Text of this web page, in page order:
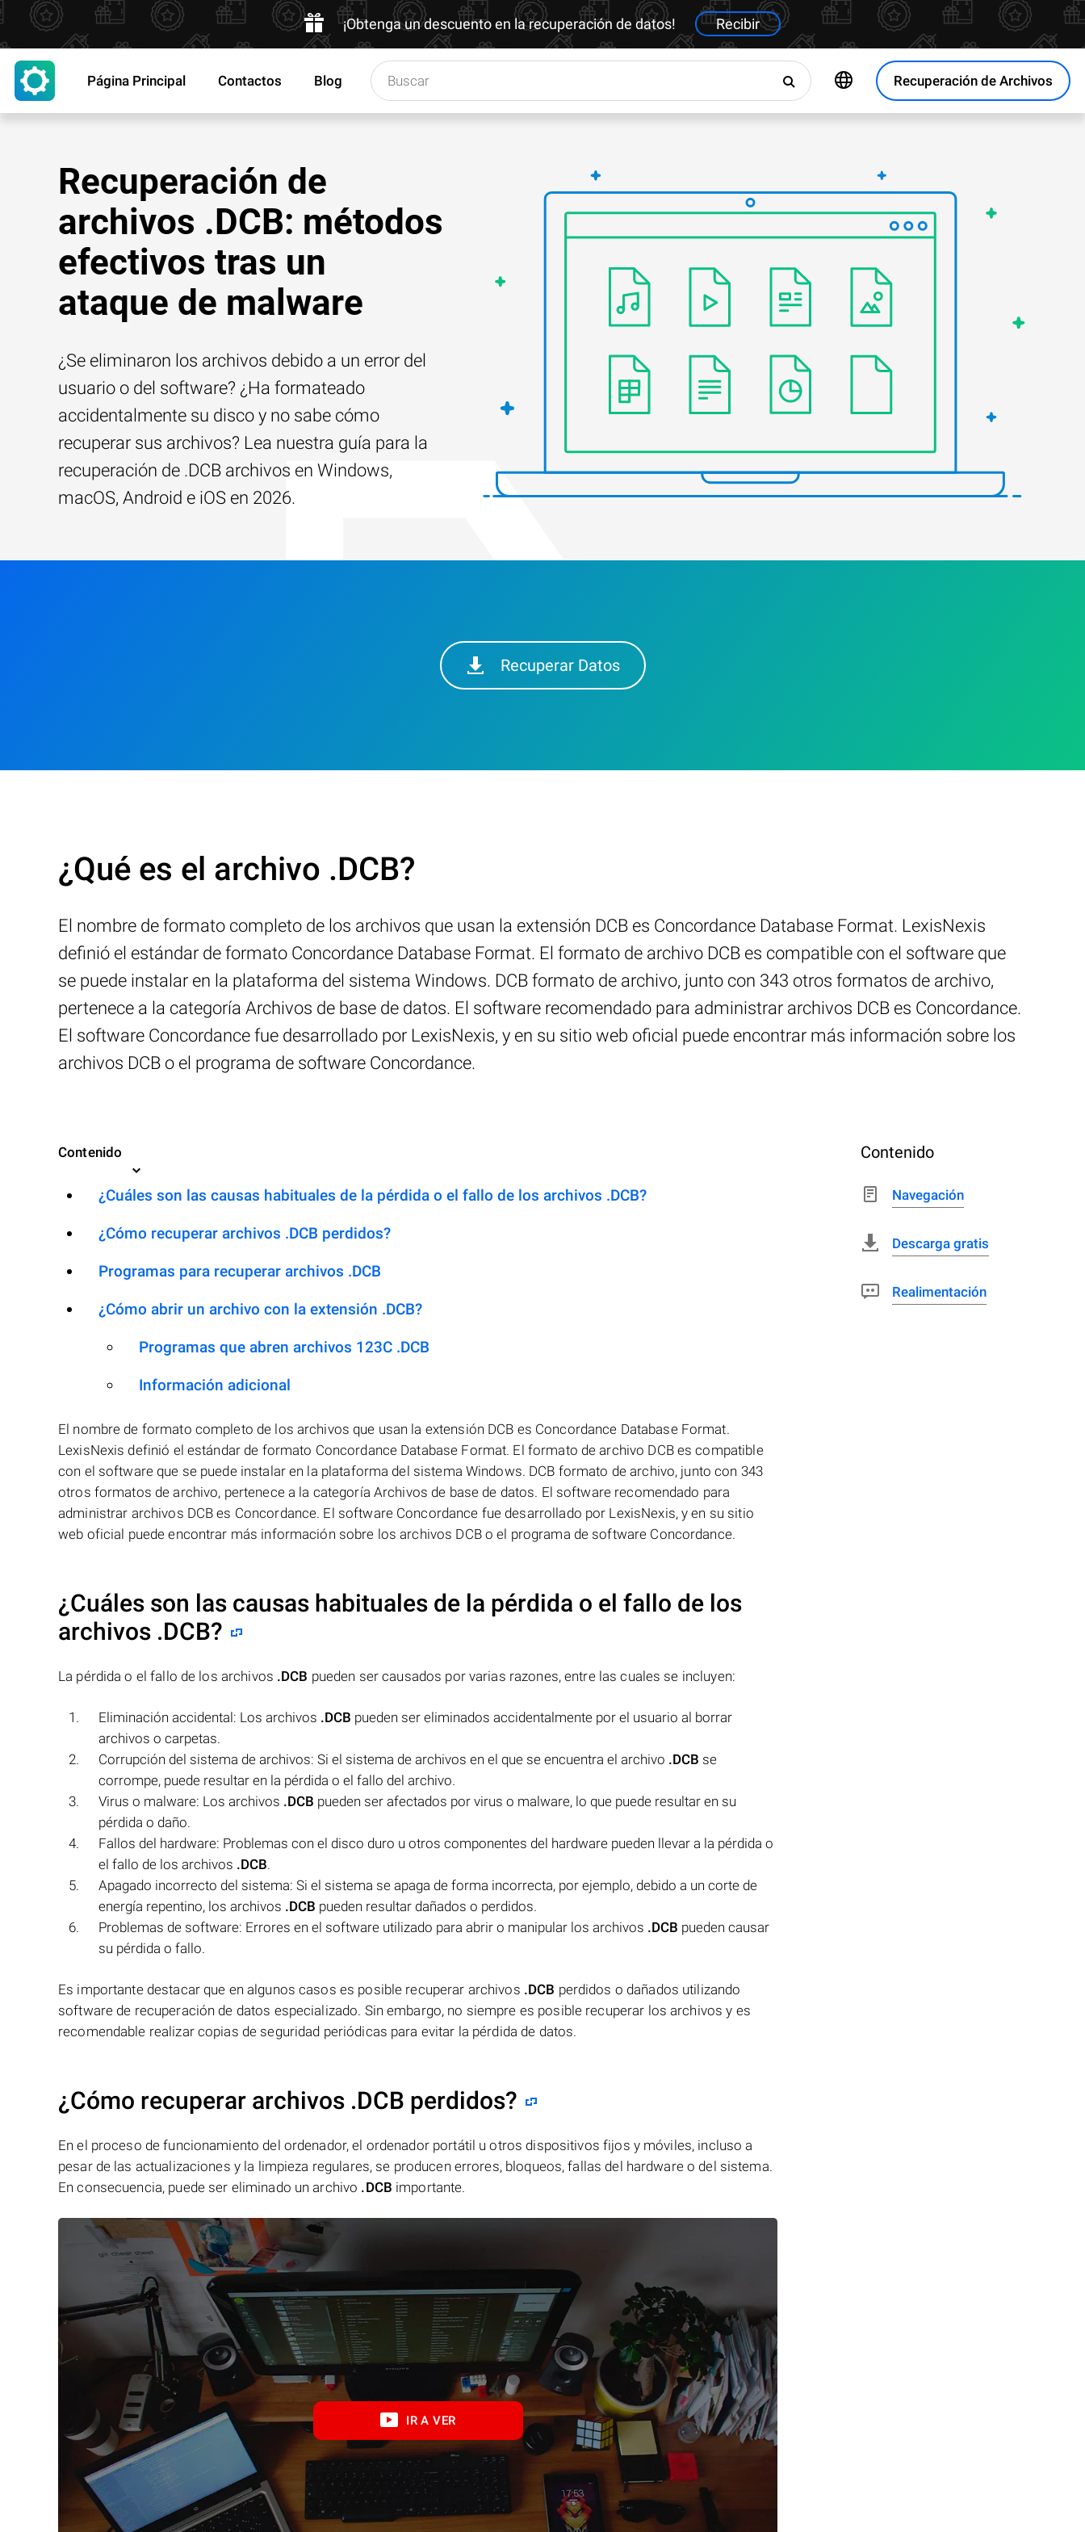
¡Obtenga un descuento en la recuperación de datos! Recibir
Recuperación de Archivos
Página Principal Contactos Blog
Recuperación de
archivos .DCB: métodos
efectivos tras un
ataque de malware
¿Se eliminaron los archivos debido a un error del
usuario o del software? ¿Ha formateado
accidentalmente su disco y no sabe cómo
recuperar sus archivos? Lea nuestra guía para la
recuperación de .DCB archivos en Windows,
macOS, Android e iOS en 2026.
Recuperar Datos
¿Qué es el archivo .DCB?
El nombre de formato completo de los archivos que usan la extensión DCB es Concordance Database Format. LexisNexis
definió el estándar de formato Concordance Database Format. El formato de archivo DCB es compatible con el software que
se puede instalar en la plataforma del sistema Windows. DCB formato de archivo, junto con 343 otros formatos de archivo,
pertenece a la categoría Archivos de base de datos. El software recomendado para administrar archivos DCB es Concordance.
El software Concordance fue desarrollado por LexisNexis, y en su sitio web oficial puede encontrar más información sobre los
archivos DCB o el programa de software Concordance.
Contenido
¿Cuáles son las causas habituales de la pérdida o el fallo de los archivos .DCB?
¿Cómo recuperar archivos .DCB perdidos?
Programas para recuperar archivos .DCB
¿Cómo abrir un archivo con la extensión .DCB?
Programas que abren archivos 123C .DCB
Información adicional
El nombre de formato completo de los archivos que usan la extensión DCB es Concordance Database Format.
LexisNexis definió el estándar de formato Concordance Database Format. El formato de archivo DCB es compatible
con el software que se puede instalar en la plataforma del sistema Windows. DCB formato de archivo, junto con 343
otros formatos de archivo, pertenece a la categoría Archivos de base de datos. El software recomendado para
administrar archivos DCB es Concordance. El software Concordance fue desarrollado por LexisNexis, y en su sitio
web oficial puede encontrar más información sobre los archivos DCB o el programa de software Concordance.
¿Cuáles son las causas habituales de la pérdida o el fallo de los
archivos .DCB?
La pérdida o el fallo de los archivos .DCB pueden ser causados por varias razones, entre las cuales se incluyen:
Eliminación accidental: Los archivos .DCB pueden ser eliminados accidentalmente por el usuario al borrar
archivos o carpetas.
Corrupción del sistema de archivos: Si el sistema de archivos en el que se encuentra el archivo .DCB se
corrompe, puede resultar en la pérdida o el fallo del archivo.
Virus o malware: Los archivos .DCB pueden ser afectados por virus o malware, lo que puede resultar en su
pérdida o daño.
Fallos del hardware: Problemas con el disco duro u otros componentes del hardware pueden llevar a la pérdida o
el fallo de los archivos .DCB.
Apagado incorrecto del sistema: Si el sistema se apaga de forma incorrecta, por ejemplo, debido a un corte de
energía repentino, los archivos .DCB pueden resultar dañados o perdidos.
Problemas de software: Errores en el software utilizado para abrir o manipular los archivos .DCB pueden causar
su pérdida o fallo.
Es importante destacar que en algunos casos es posible recuperar archivos .DCB perdidos o dañados utilizando
software de recuperación de datos especializado. Sin embargo, no siempre es posible recuperar los archivos y es
recomendable realizar copias de seguridad periódicas para evitar la pérdida de datos.
¿Cómo recuperar archivos .DCB perdidos?
En el proceso de funcionamiento del ordenador, el ordenador portátil u otros dispositivos fijos y móviles, incluso a
pesar de las actualizaciones y la limpieza regulares, se producen errores, bloqueos, fallas del hardware o del sistema.
En consecuencia, puede ser eliminado un archivo .DCB importante.
IR A VER
Contenido
Navegación
Descarga gratis
Realimentación